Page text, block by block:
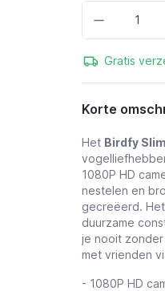
Gratis
Korte
Het Birdfy
1080P HD
nestelen en
gecreëerd.
duurzame
je nooit
met vrienden
- 1080P HD